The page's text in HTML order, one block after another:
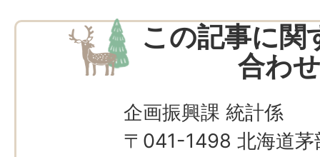
この記事に関
合わ
企画振興課 統計係
〒041-1498 北海道茅